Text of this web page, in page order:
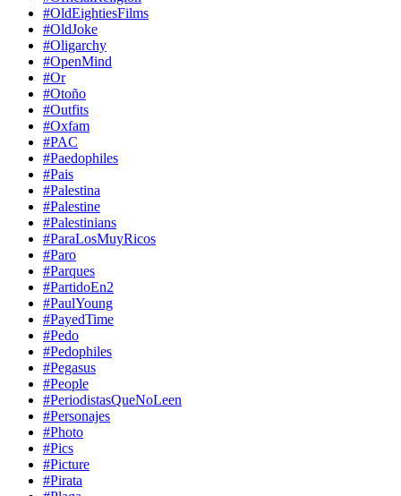
#OldEightiesFilms
#OldJoke
#Oligarchy
#OpenMind
#Or
#Otoño
#Outfits
#Oxfam
#PAC
#Paedophiles
#Pais
#Palestina
#Palestine
#Palestinians
#ParaLosMuyRicos
#Paro
#Parques
#PartidoEn2
#PaulYoung
#PayedTime
#Pedo
#Pedophiles
#Pegasus
#People
#PeriodistasQueNoLeen
#Personajes
#Photo
#Pics
#Picture
#Pirata